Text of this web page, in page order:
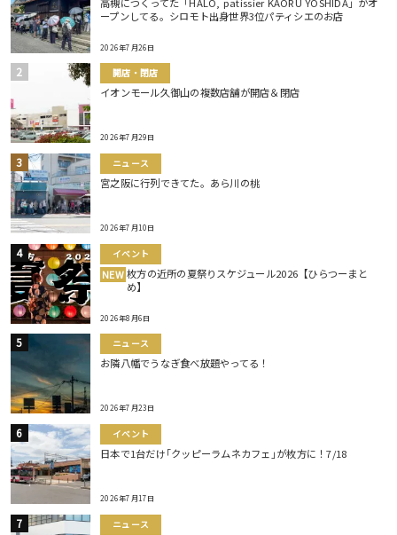
ープンしてる。シロモト出身世界3位パティシエのお店
2026年7月26日
開店・閉店
イオンモール久御山の複数店舗が開店＆閉店
2026年7月29日
ニュース
宮之阪に行列できてた。あら川の桃
2026年7月10日
イベント
NEW 枚方の近所の夏祭りスケジュール2026【ひらつーまと
め】
2026年8月6日
ニュース
お隣八幡でうなぎ食べ放題やってる！
2026年7月23日
イベント
日本で1台だけ｢クッピーラムネカフェ｣が枚方に！7/18
2026年7月17日
ニュース